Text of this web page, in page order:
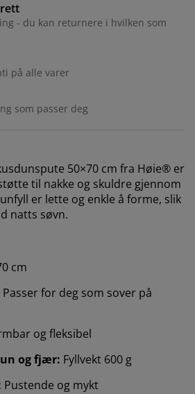
- du kan returnere i hvilken som
på alle varer
som passer deg
50×70 cm fra Høie® er
til nakke og skuldre gjennom
er lette og enkle å forme, slik
natts søvn.
cm
Passer for deg som sover på
og fleksibel
og fjær: Fyllvekt 600 g
Pustende og mykt